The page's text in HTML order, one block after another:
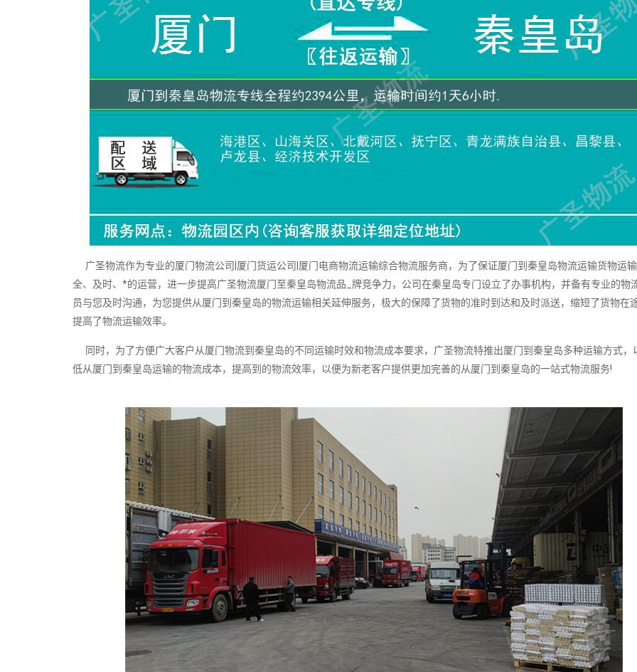
广圣物流作为专业的厦门物流公司|厦门货运公司|厦门电商物流运输综合物流服务商，为了保证厦门到秦皇岛物流运输货物运
全、及时、*的运营，进一步提高广圣物流厦门至秦皇岛物流品_牌竞争力，公司在秦皇岛专门设立了办事机构，并备有专业的物
员与您及时沟通，为您提供从厦门到秦皇岛的物流运输相关延伸服务，极大的保障了货物的准时到达和及时派送，缩短了货物在途
提高了物流运输效率。
同时，为了方便广大客户从厦门物流到秦皇岛的不同运输时效和物流成本要求，广圣物流特推出厦门到秦皇岛多种运输方式，
低从厦门到秦皇岛运输的物流成本，提高到的物流效率，以便为新老客户提供更加完善的从厦门到秦皇岛的一站式物流服务!